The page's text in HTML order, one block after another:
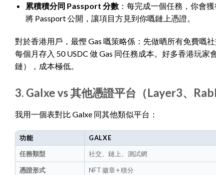
累積積分同 Passport 分數：每完成一個任務，你會
將 Passport 公開，讓項目方見到你嘅鏈上憑證。
對於香港用戶，最慳 Gas 嘅策略係：先做晒所有免費嘅
每個月存入 50 USDC 做 Gas 同任務成本。好多香港玩家
鏈），成本極低。
3. Galxe vs 其他憑證平台（Layer3、
我用一個表對比 Galxe 同其他類似平台：
功能 GALXE
任務類型
社交、鏈上、測試網
憑證形式 NFT 徽章 + 積分